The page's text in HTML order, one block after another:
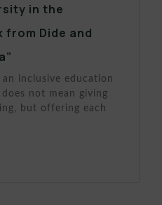
in the
Dide and
inclusive education
not mean giving
but offering each